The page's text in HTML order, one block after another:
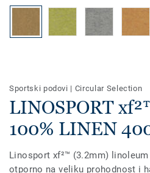
Sportski podovi | Circular Selection
LINOSPORT
100% LINEN
Linosport xf²™ (3.2mm)
otporno na veliku prohodnost i